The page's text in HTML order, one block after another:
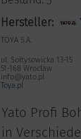
Hersteller:
TOYA S.A.
ul. Sołtysowicka 13-15
51-168 Wrocław
info@yato.pl
Toya.pl
Yato Profi
in